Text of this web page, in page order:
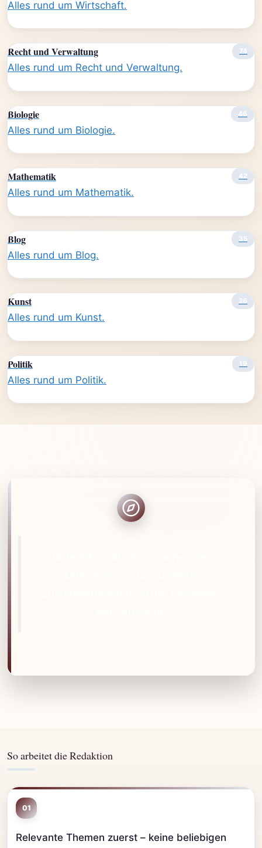
Alles rund um Wirtschaft.
Recht und Verwaltung 74
Alles rund um Recht und Verwaltung.
Biologie 46
Alles rund um Biologie.
Mathematik 42
Alles rund um Mathematik.
Blog 35
Alles rund um Blog.
Kunst 26
Alles rund um Kunst.
Politik 19
Alles rund um Politik.
So arbeitet die Redaktion
01
Relevante Themen zuerst – keine beliebigen